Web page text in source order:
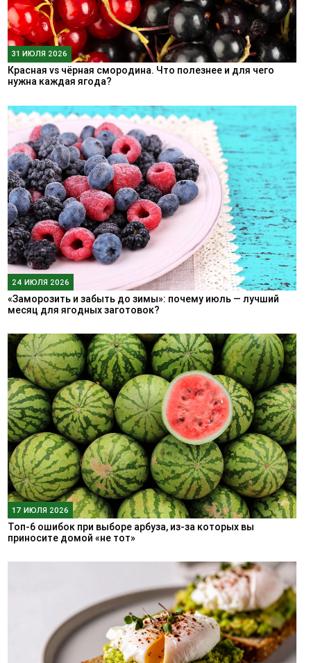
31 ИЮЛЯ 2026
Красная vs чёрная смородина. Что полезнее и для чего
нужна каждая ягода?
24 ИЮЛЯ 2026
«Заморозить и забыть до зимы»: почему июль — лучший
месяц для ягодных заготовок?
17 ИЮЛЯ 2026
Топ-6 ошибок при выборе арбуза, из-за которых вы
приносите домой «не тот»